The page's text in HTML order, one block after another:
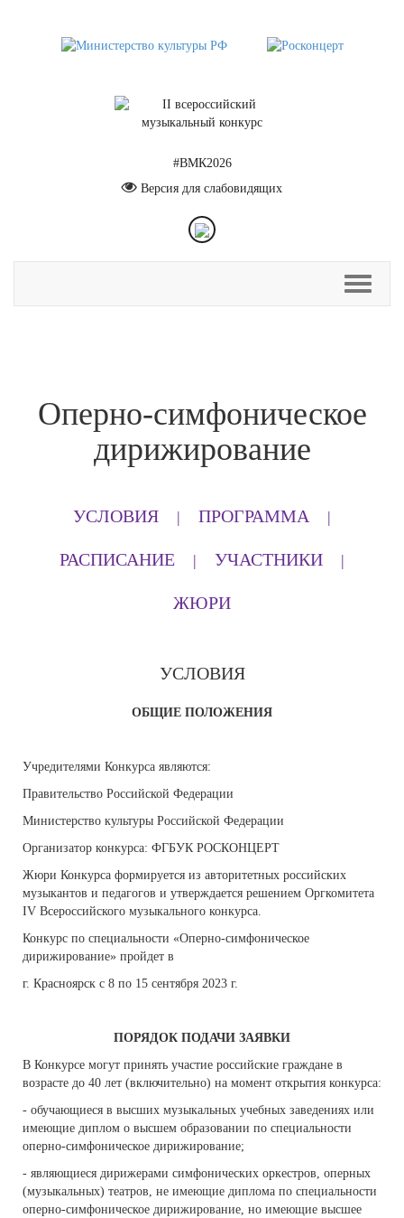
#ВМК2026
Версия для слабовидящих
Оперно-симфоническое
дирижирование
УСЛОВИЯ ПРОГРАММА
РАСПИСАНИЕ УЧАСТНИКИ
ЖЮРИ
УСЛОВИЯ
ОБЩИЕ ПОЛОЖЕНИЯ
Учредителями Конкурса являются:
Правительство Российской Федерации
Министерство культуры Российской Федерации
Организатор конкурса: ФГБУК РОСКОНЦЕРТ
Жюри Конкурса формируется из авторитетных российских
музыкантов и педагогов и утверждается решением Оргкомитета
IV Всероссийского музыкального конкурса.
Конкурс по специальности «Оперно-симфоническое
дирижирование» пройдет в
г. Красноярск с 8 по 15 сентября 2023 г.
ПОРЯДОК ПОДАЧИ ЗАЯВКИ
В Конкурсе могут принять участие российские граждане в
возрасте до 40 лет (включительно) на момент открытия конкурса:
- обучающиеся в высших музыкальных учебных заведениях или
имеющие диплом о высшем образовании по специальности
оперно-симфоническое дирижирование;
- являющиеся дирижерами симфонических оркестров, оперных
(музыкальных) театров, не имеющие диплома по специальности
оперно-симфоническое дирижирование, но имеющие высшее